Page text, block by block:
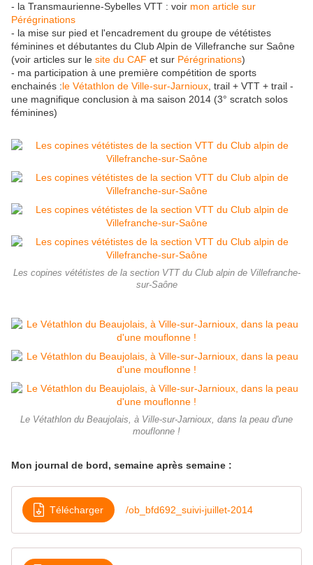
- la Transmaurienne-Sybelles VTT : voir mon article sur
Pérégrinations
- la mise sur pied et l'encadrement du groupe de vététistes
féminines et débutantes du Club Alpin de Villefranche sur Saône
(voir articles sur le site du CAF et sur Pérégrinations)
- ma participation à une première compétition de sports
enchainés :le Vétathlon de Ville-sur-Jarnioux , trail + VTT + trail -
une magnifique conclusion à ma saison 2014 (3° scratch solos
féminines)
Les copines vététistes de la section VTT du Club alpin de Villefranche-
sur-Saône
Le Vétathlon du Beaujolais, à Ville-sur-Jarnioux, dans la peau d'une
mouflonne !
Mon journal de bord, semaine après semaine :
Télécharger /ob_bfd692_suivi-juillet-2014